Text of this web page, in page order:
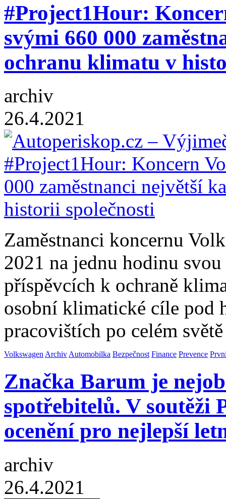
#Project1Hour:
svými 660 000
ochranu klimatu v
archiv
26.4.2021
Zaměstnanci koncernu
2021 na jednu hodinu
příspěvcích k ochraně
osobní klimatické cíle pod
pracovištích po celém
VolkswagenArchivAutomobilka Bezpečnost Finance Prevence
Značka Barum je
spotřebitelů. V soutěži
ocenění pro nejlepší
archiv
26.4.2021